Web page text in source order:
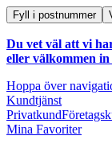
Fyll i postnummer
Du vet väl att vi
eller välkommen
Hoppa över
Kundtjänst
Privatkund
Mina Favoriter